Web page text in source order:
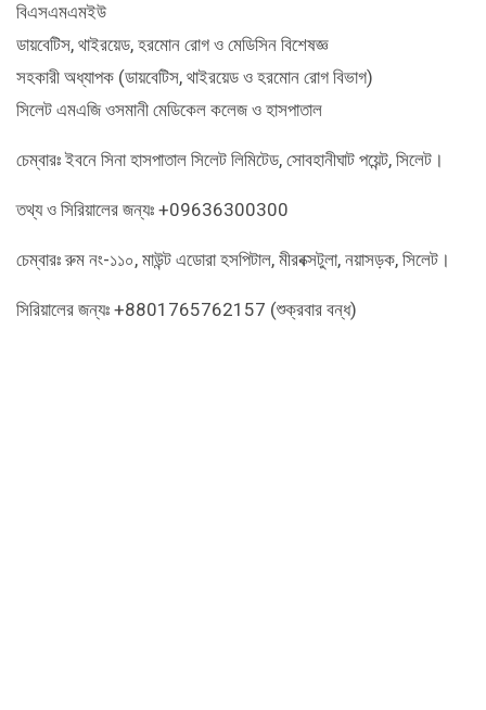
বিএসএমএমইউ
ডায়বেটিস, থাইরয়েড, হরমোন রোগ ও মেডিসিন বিশেষজ্ঞ
সহকারী অধ্যাপক (ডায়বেটিস, থাইরয়েড ও হরমোন রোগ বিভাগ)
সিলেট এমএজি ওসমানী মেডিকেল কলেজ ও হাসপাতাল
চেম্বারঃ ইবনে সিনা হাসপাতাল সিলেট লিমিটেড, সোবহানীঘাট পয়েন্ট, সিলেট।
তথ্য ও সিরিয়ালের জন্যঃ +09636300300
চেম্বারঃ রুম নং-১১০, মাউন্ট এডোরা হসপিটাল, মীরবক্সটুলা, নয়াসড়ক, সিলেট।
সিরিয়ালের জন্যঃ +8801765762157 (শুক্রবার বন্ধ)